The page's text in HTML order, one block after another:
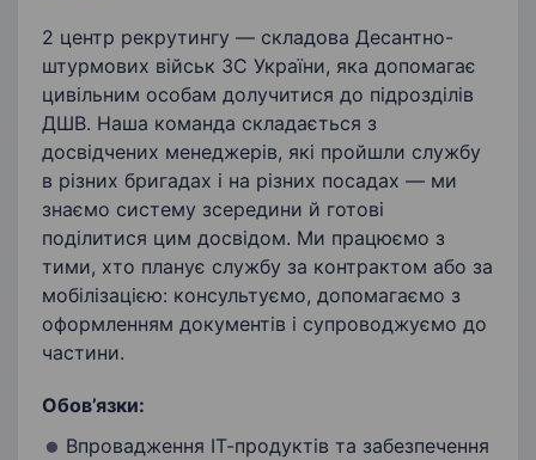
2 центр рекрутингу — складова Десантно-
штурмових військ ЗС України, яка допомагає
цивільним особам долучитися до підрозділів
ДШВ. Наша команда складається з
досвідчених менеджерів, які пройшли службу
в різних бригадах і на різних посадах — ми
знаємо систему зсередини й готові
поділитися цим досвідом. Ми працюємо з
тими, хто планує службу за контрактом або за
мобілізацією: консультуємо, допомагаємо з
оформленням документів і супроводжуємо до
частини.
Обов’язки:
Впровадження ІТ-продуктів та забезпечення